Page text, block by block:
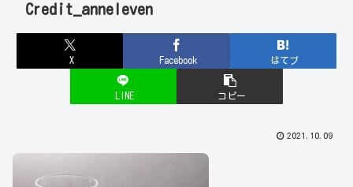
Credit_anneleven
X Facebook はてブ
LINE コピー
2021.10.09